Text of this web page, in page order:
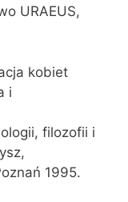
URAEUS,
kobiet
i
filozofii i
1995.